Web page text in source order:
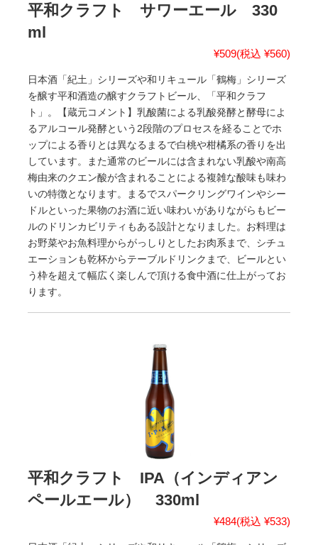
平和クラフト サワーエール 330
ml
¥509(税込 ¥560)
日本酒「紀土」シリーズや和リキュール「鶴梅」シリーズ
を醸す平和酒造の醸すクラフトビール、「平和クラフ
ト」。【蔵元コメント】乳酸菌による乳酸発酵と酵母によ
るアルコール発酵という2段階のプロセスを経ることでホ
ップによる香りとは異なるまるで白桃や柑橘系の香りを出
しています。また通常のビールには含まれない乳酸や南高
梅由来のクエン酸が含まれることによる複雑な酸味も味わ
いの特徴となります。まるでスパークリングワインやシー
ドルといった果物のお酒に近い味わいがありながらもビー
ルのドリンカビリティもある設計となりました。お料理は
お野菜やお魚料理からがっしりとしたお肉系まで、シチュ
エーションも乾杯からテーブルドリンクまで、ビールとい
う枠を超えて幅広く楽しんで頂ける食中酒に仕上がってお
ります。
平和クラフト IPA（インディアン
ペールエール） 330ml
¥484(税込 ¥533)